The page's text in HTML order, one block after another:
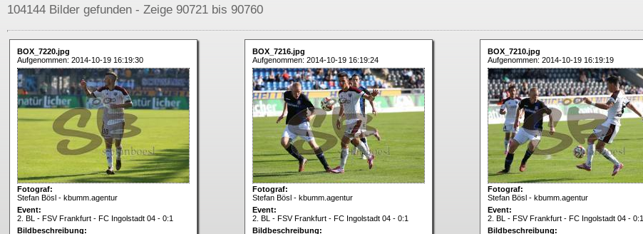
104144 Bilder gefunden - Zeige 90721 bis 90760
BOX_7220.jpg
Aufgenommen: 2014-10-19 16:19:30
Fotograf:
Stefan Bösl - kbumm.agentur
Event:
2. BL - FSV Frankfurt - FC Ingolstadt 04 - 0:1
Bildbeschreibung:
BOX_7216.jpg
Aufgenommen: 2014-10-19 16:19:24
Fotograf:
Stefan Bösl - kbumm.agentur
Event:
2. BL - FSV Frankfurt - FC Ingolstadt 04 - 0:1
Bildbeschreibung:
BOX_7210.jpg
Aufgenommen: 2014-10-19 16:19:19
Fotograf:
Stefan Bösl - kbumm.agentur
Event:
2. BL - FSV Frankfurt - FC Ingolstadt 04 - 0:1
Bildbeschreibung: